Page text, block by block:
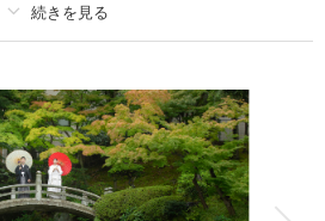
新婦衣装1着 新郎衣装1着
ヘアメイク 小物一式
データ 1 カット 台紙付写真
会食 挙式